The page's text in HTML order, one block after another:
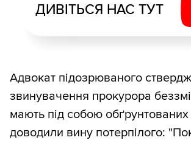
ДИВІТЬСЯ НАС ТУТ
Адвокат підозрюваного
звинувачення прокурора
мають під собою обґрунтованих
доводили вину потерпілого: